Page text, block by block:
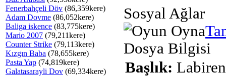
Fenerbahçeli Döv (86,359kere)
Adam Dovme (86,052kere)
Baliga iskence (83,775kere)
Mario 2007 (79,211kere)
Counter Strike (79,113kere)
Kızgın Baba (78,655kere)
Pasta Yap (74,819kere)
Galatasarayli Dov (69,334kere)
Sosyal Ağlar
Dosya Bilgisi
Başlık: